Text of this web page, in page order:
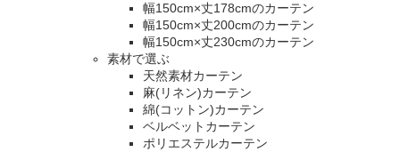
幅150cm×丈178cmのカーテン
幅150cm×丈200cmのカーテン
幅150cm×丈230cmのカーテン
素材で選ぶ
天然素材カーテン
麻(リネン)カーテン
綿(コットン)カーテン
ベルベットカーテン
ポリエステルカーテン